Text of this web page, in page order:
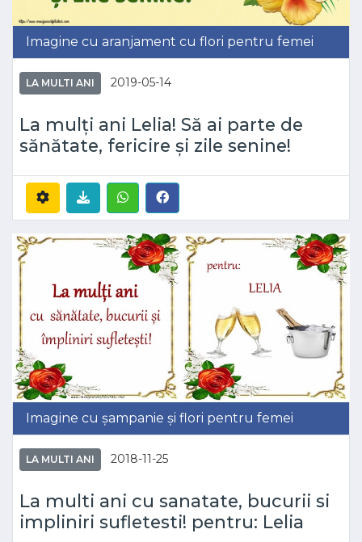
Imagine cu aranjament cu flori pentru femei
LA MULTI ANI 2019-05-14
La mulți ani Lelia! Să ai parte de
sănătate, fericire și zile senine!
Imagine cu șampanie și flori pentru femei
LA MULTI ANI 2018-11-25
La multi ani cu sanatate, bucurii si
impliniri sufletesti! pentru: Lelia